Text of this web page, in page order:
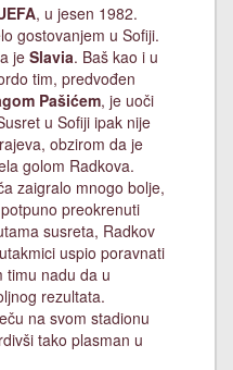
, u jesen 1982.
gostovanjem u Sofiji.
je Slavia. Baš kao i u
tim, predvođen
Pašićem, je uoči
u Sofiji ipak nije
obzirom da je
golom Radkova.
zaigralo mnogo bolje,
preokrenuti
susreta, Radkov
uspio poravnati
timu nadu da u
rezultata.
na svom stadionu
tako plasman u